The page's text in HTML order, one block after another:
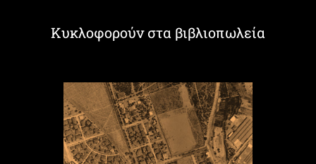
Κυκλοφορούν στα βιβλιοπωλεία